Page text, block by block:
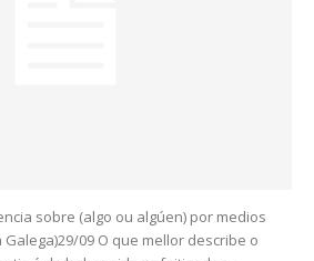
sobre (algo ou algúen) por medios
Galega)29/09 O que mellor describe o